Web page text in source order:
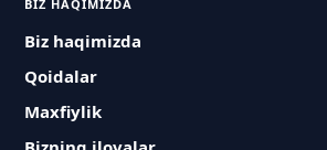
BIZ HAQIMIZDA
Biz haqimizda
Qoidalar
Maxfiylik